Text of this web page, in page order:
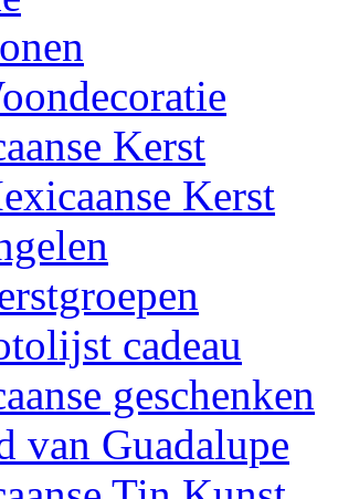
Kerst
Kerst
cadeau
geschenken
van Guadalupe